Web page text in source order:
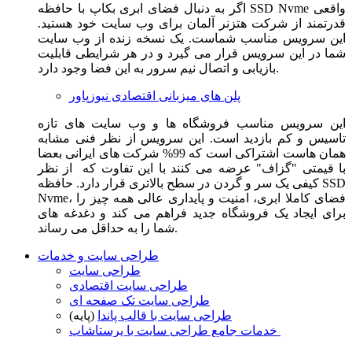
اگر به دنبال فضای ابری بکاپ با حافظه SSD Nvme واقعی
قدرتمند از شرکت هتزنر آلمان برای وب سایت خود هستید.
این سرویس مناسب شماست. یک نسخه زنده از وب سایت
شما در این سرویس قرار می گیرد و در هر شرایطی قابلیت
بازیابی و اتصال نیم سرور به این فضا وجود دارد.
پلن های میزبانی اقتصادی نیوزپاور
این سرویس مناسب فروشگاه ها و وب سایت های تازه
تاسیس و کم بازدید است. این سرویس از نظر فنی مشابه
همان هاست اشتراکی است که 99% شرکت های ایرانی بعضا
با قیمتی "گزاف" عرضه می کنند با این تفاوت که از نظر
کیفی یک سر و گردن در سطح بالاتری قرار دارد. حافظه SSD
Nvme، فضای کاملا ابری، امنیت و پایداری عالی همه چیز را
برای ایجاد یک فروشگاه جدید فراهم می کند و دغدغه های
شما را به حداقل می رساند.
طراحی سایت و خدمات
طراحی سایت
طراحی سایت اقتصادی
طراحی سایت تک صفحه ای
طراحی سایت با قالب پاندا (پایه)